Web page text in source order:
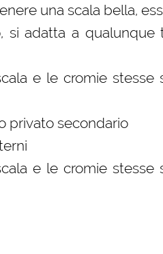
una scala bella,
si adatta a
e le cromie
privato secondario
e le cromie